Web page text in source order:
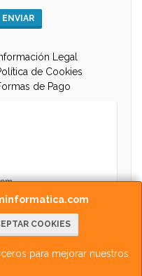
COOKIES
para mejorar nuestros
ENVIAR
Legal
de Cookies
de Pago
a 20:00